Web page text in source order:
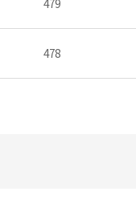
479
478